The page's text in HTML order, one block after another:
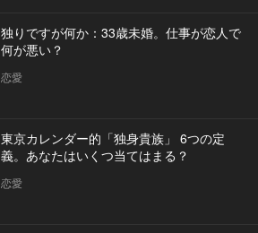
独りですが何か：33歳未婚。仕事が恋人で
何が悪い？
恋愛
東京カレンダー的「独身貴族」 6つの定
義。あなたはいくつ当てはまる？
恋愛